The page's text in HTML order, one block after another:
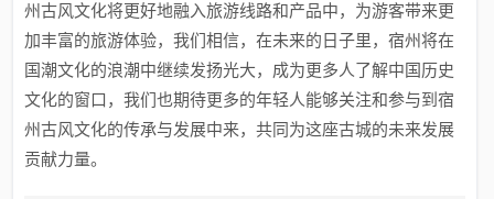
州古风文化将更好地融入旅游线路和产品中，为游客带来更
加丰富的旅游体验，我们相信，在未来的日子里，宿州将在
国潮文化的浪潮中继续发扬光大，成为更多人了解中国历史
文化的窗口，我们也期待更多的年轻人能够关注和参与到宿
州古风文化的传承与发展中来，共同为这座古城的未来发展
贡献力量。